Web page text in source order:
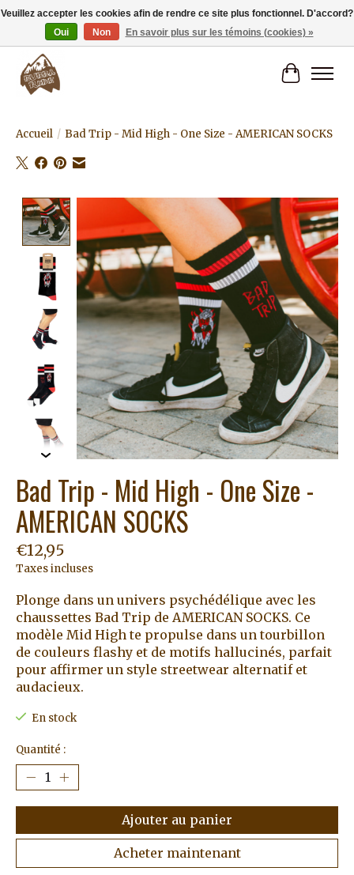
Livraison gratuite à partir de 80€.
Panier
Accueil / Bad Trip - Mid High - One Size - AMERICAN SOCKS
Product image slideshow Items
Bad Trip - Mid High - One Size -
AMERICAN SOCKS
€12,95
Taxes incluses
Plonge dans un univers psychédélique avec les
chaussettes Bad Trip de AMERICAN SOCKS. Ce
modèle Mid High te propulse dans un tourbillon
de couleurs flashy et de motifs hallucinés, parfait
pour affirmer un style streetwear alternatif et
audacieux.
En stock
Quantité :
Ajouter au panier
Acheter maintenant
Veuillez accepter les cookies afin de rendre ce site plus fonctionnel. D'accord?
Oui
Non En savoir plus sur les témoins (cookies) »